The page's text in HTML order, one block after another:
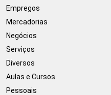
Empregos
Mercadorias
Negócios
Serviços
Diversos
Aulas e Cursos
Pessoais